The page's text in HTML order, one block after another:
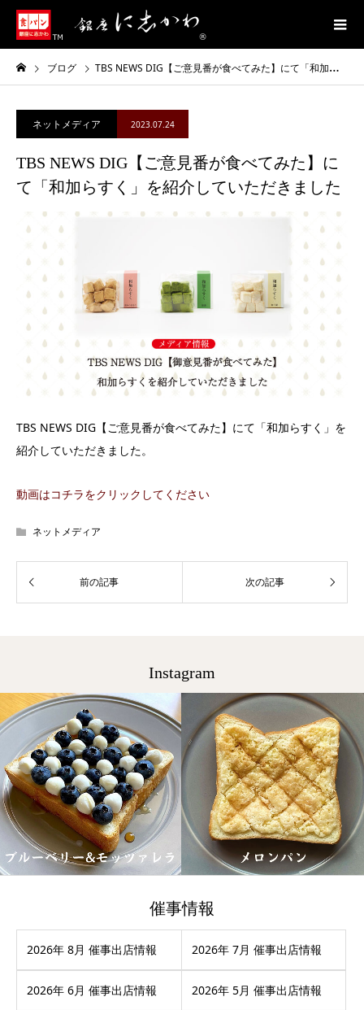
ブログ TBS NEWS DIG【ご意見番が食べてみた】にて「和加らすく」を紹介していただきました
ネットメディア 2023.07.24
TBS NEWS DIG【ご意見番が食べてみた】に
て「和加らすく」を紹介していただきました
TBS NEWS DIG【ご意見番が食べてみた】にて「和加らすく」を
紹介していただきました。
動画はコチラをクリックしてください
ネットメディア
Instagram
催事情報
2026年 8月 催事出店情報 2026年 7月 催事出店情報
2026年 6月 催事出店情報 2026年 5月 催事出店情報